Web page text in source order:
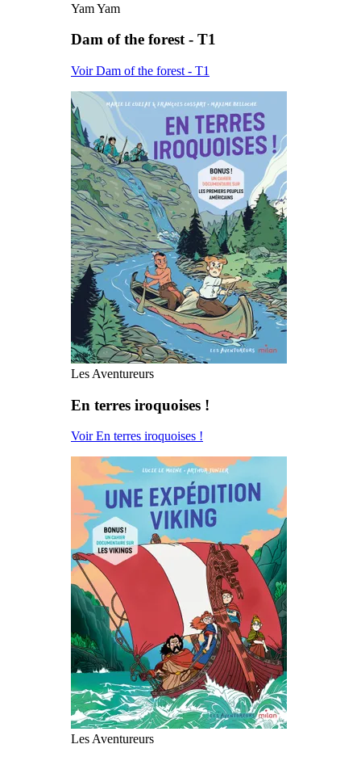
Yam Yam
Dam of the forest - T1
Voir Dam of the forest - T1
Les Aventureurs
En terres iroquoises !
Voir En terres iroquoises !
Les Aventureurs